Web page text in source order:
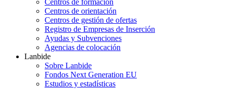
Centros de orientación
Centros de gestión de ofertas
Registro de Empresas de Inserción
Ayudas y Subvenciones
Agencias de colocación
Lanbide
Sobre Lanbide
Fondos Next Generation EU
Estudios y estadísticas